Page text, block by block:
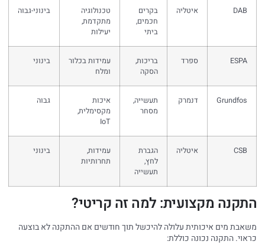
DAB איטליה
בקרים
חכמים,
ביתי
טכנולוגיה
מתקדמת,
יעילות
בינוני-גבוה
ESPA ספרד
בריכות,
הסקה
עמידות בכלור
ומלח
בינוני
Grundfos דנמרק
תעשייה,
מסחר
איכות
מקסימלית,
IoT
גבוה
CSB איטליה
הגברת
לחץ,
תעשייה
עמידות,
תחרותיות
בינוני
התקנה מקצועית: למה זה קריטי?
משאבת מים איכותית עלולה להיכשל תוך חודשים אם ההתקנה לא בוצעה
כראוי. התקנה נכונה כוללת: